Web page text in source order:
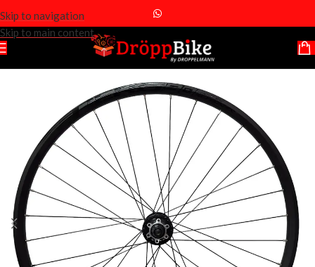
Skip to navigation
Skip to main content